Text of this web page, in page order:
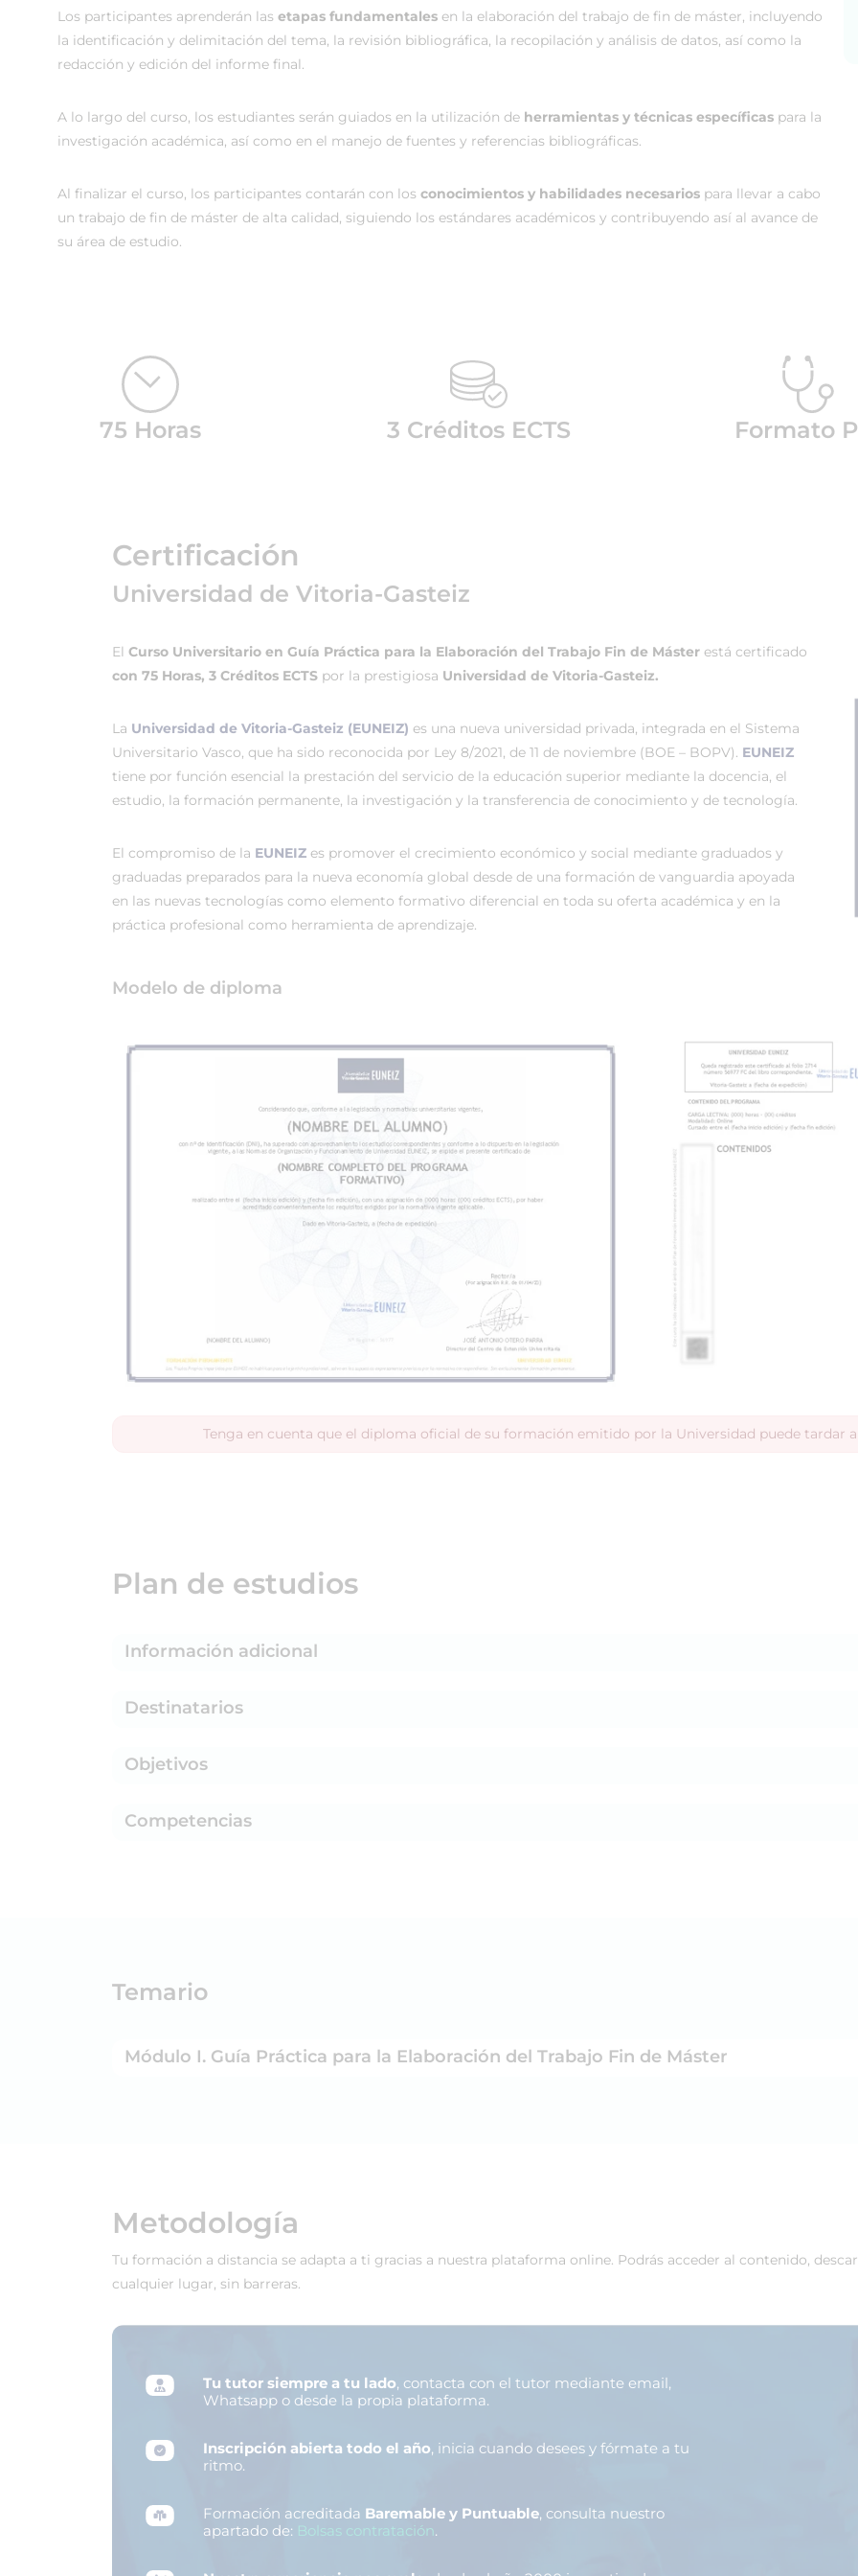
Los participantes aprenderán las etapas fundamentales en la elaboración del trabajo de fin de máster, incluyendo
la identificación y delimitación del tema, la revisión bibliográfica, la recopilación y análisis de datos, así como la
redacción y edición del informe final.
A lo largo del curso, los estudiantes serán guiados en la utilización de herramientas y técnicas específicas para la
investigación académica, así como en el manejo de fuentes y referencias bibliográficas.
Al finalizar el curso, los participantes contarán con los conocimientos y habilidades necesarios para llevar a cabo
un trabajo de fin de máster de alta calidad, siguiendo los estándares académicos y contribuyendo así al avance de
su área de estudio.
75 Horas 3 Créditos ECTS Formato
Certificación
Universidad de Vitoria-Gasteiz
El Curso Universitario en Guía Práctica para la Elaboración del Trabajo Fin de Máster está certificado
con 75 Horas, 3 Créditos ECTS por la prestigiosa Universidad de Vitoria-Gasteiz.
La Universidad de Vitoria-Gasteiz (EUNEIZ) es una nueva universidad privada, integrada en el Sistema
Universitario Vasco, que ha sido reconocida por Ley 8/2021, de 11 de noviembre (BOE – BOPV). EUNEIZ
tiene por función esencial la prestación del servicio de la educación superior mediante la docencia, el
estudio, la formación permanente, la investigación y la transferencia de conocimiento y de tecnología.
El compromiso de la EUNEIZ es promover el crecimiento económico y social mediante graduados y
graduadas preparados para la nueva economía global desde de una formación de vanguardia apoyada
en las nuevas tecnologías como elemento formativo diferencial en toda su oferta académica y en la
práctica profesional como herramienta de aprendizaje.
Modelo de diploma
Tenga en cuenta que el diploma oficial de su formación emitido por la Universidad puede tardar
Plan de estudios
Información adicional
Destinatarios
Objetivos
Competencias
Temario
Módulo I. Guía Práctica para la Elaboración del Trabajo Fin de Máster
Metodología
Tu formación a distancia se adapta a ti gracias a nuestra plataforma online. Podrás acceder al contenido,
cualquier lugar, sin barreras.
Tu tutor siempre a tu lado, contacta con el tutor mediante email,
Whatsapp o desde la propia plataforma.
Inscripción abierta todo el año, inicia cuando desees y fórmate a tu
ritmo.
Formación acreditada Baremable y Puntuable, consulta nuestro
apartado de: Bolsas contratación.